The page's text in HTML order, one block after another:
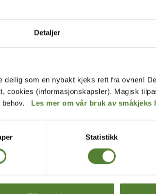
Detaljer
som en nybakt kjeks rett fra ovnen!
cookies (informasjonskapsler). Magisk
behov. Les mer om vår bruk av småkjeks
Statistikk
sin?